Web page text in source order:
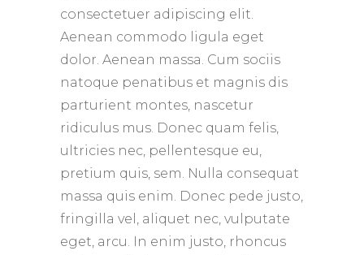
consectetuer adipiscing elit.
Aenean commodo ligula eget
dolor. Aenean massa. Cum sociis
natoque penatibus et magnis dis
parturient montes, nascetur
ridiculus mus. Donec quam felis,
ultricies nec, pellentesque eu,
pretium quis, sem. Nulla consequat
massa quis enim. Donec pede justo,
fringilla vel, aliquet nec, vulputate
eget, arcu. In enim justo, rhoncus